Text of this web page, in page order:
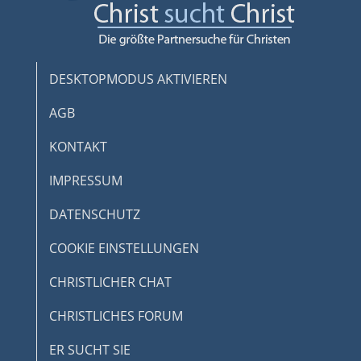
Angeln
Gartenarbeit
Basketball
Handarbeit
Camping
Antiquitäten
Computerspiele /
Spielkonsolen
Geocaching
DESKTOPMODUS AKTIVIEREN
AGB
KONTAKT
IMPRESSUM
DATENSCHUTZ
COOKIE EINSTELLUNGEN
CHRISTLICHER CHAT
CHRISTLICHES FORUM
ER SUCHT SIE